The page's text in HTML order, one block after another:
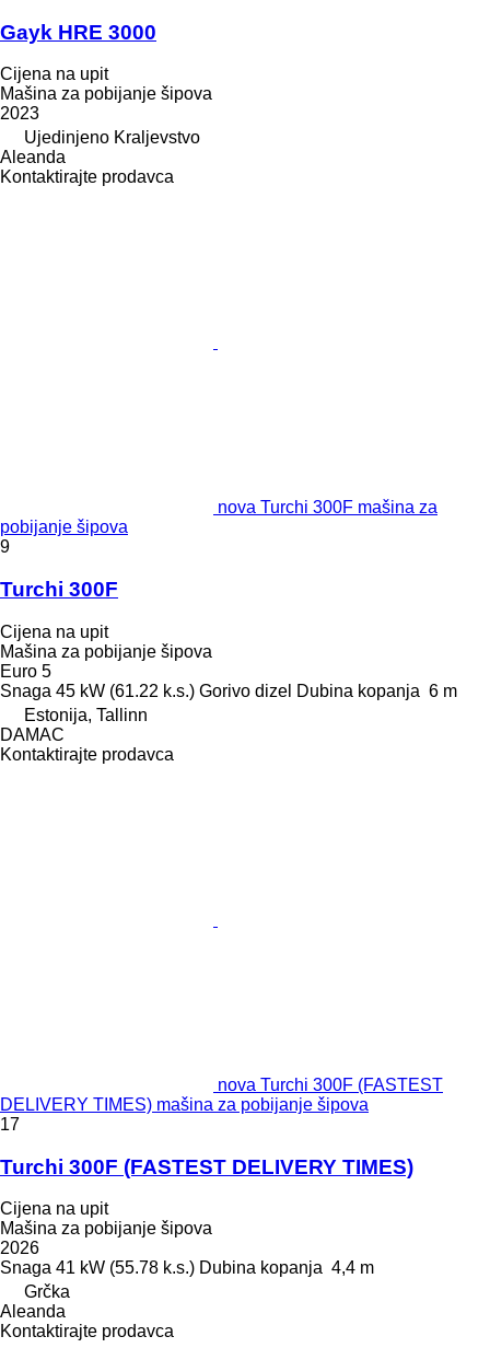
Gayk HRE 3000
Cijena na upit
Mašina za pobijanje šipova
2023
Ujedinjeno Kraljevstvo
Aleanda
Kontaktirajte prodavca
nova Turchi 300F mašina za
pobijanje šipova
9
Turchi 300F
Cijena na upit
Mašina za pobijanje šipova
Euro 5
Snaga 45 kW (61.22 k.s.) Gorivo dizel Dubina kopanja 6 m
Estonija, Tallinn
DAMAC
Kontaktirajte prodavca
nova Turchi 300F (FASTEST
DELIVERY TIMES) mašina za pobijanje šipova
17
Turchi 300F (FASTEST DELIVERY TIMES)
Cijena na upit
Mašina za pobijanje šipova
2026
Snaga 41 kW (55.78 k.s.) Dubina kopanja 4,4 m
Grčka
Aleanda
Kontaktirajte prodavca